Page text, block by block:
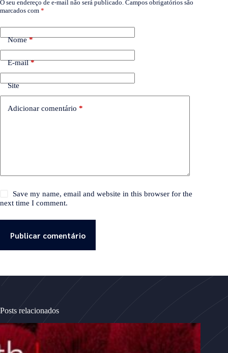
O seu endereço de e-mail não será publicado. Campos obrigatórios são
marcados com *
Nome*
E-mail*
Site
Adicionar comentário *
Save my name, email and website in this browser for the
next time I comment.
Publicar comentário
Posts relacionados